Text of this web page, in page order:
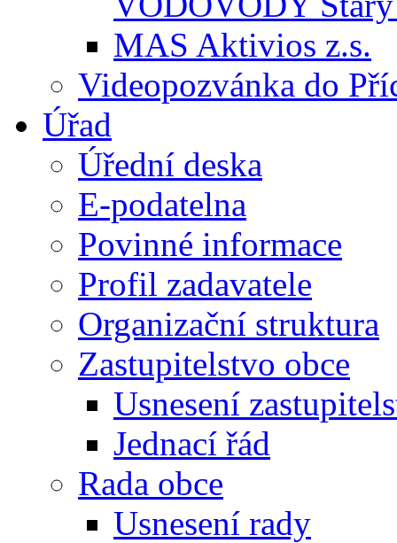
MAS Aktivios z.s.
Videopozvánka do
Úřad
Úřední deska
E-podatelna
Povinné informace
Profil zadavatele
Organizační struktura
Zastupitelstvo obce
Usnesení
Jednací řád
Rada obce
Usnesení rady